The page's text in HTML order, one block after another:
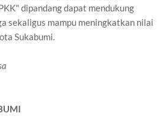
dipandang dapat mendukung
sekaligus mampu meningkatkan nilai
Sukabumi.